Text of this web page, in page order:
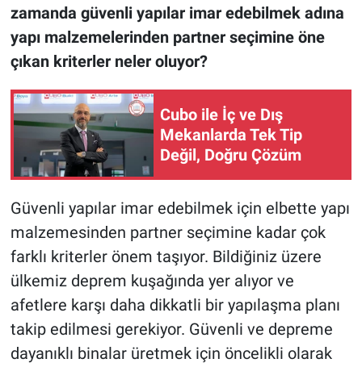
zamanda güvenli yapılar imar edebilmek adına
yapı malzemelerinden partner seçimine öne
çıkan kriterler neler oluyor?
Cubo ile İç ve Dış
Mekanlarda Tek Tip
Değil, Doğru Çözüm
Güvenli yapılar imar edebilmek için elbette yapı
malzemesinden partner seçimine kadar çok
farklı kriterler önem taşıyor. Bildiğiniz üzere
ülkemiz deprem kuşağında yer alıyor ve
afetlere karşı daha dikkatli bir yapılaşma planı
takip edilmesi gerekiyor. Güvenli ve depreme
dayanıklı binalar üretmek için öncelikli olarak